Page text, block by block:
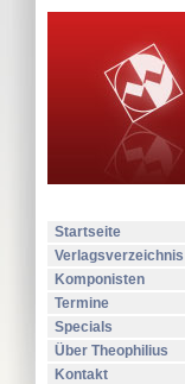
Startseite
Verlagsverzeichnis
Komponisten
Termine
Specials
Über Theophilius
Kontakt